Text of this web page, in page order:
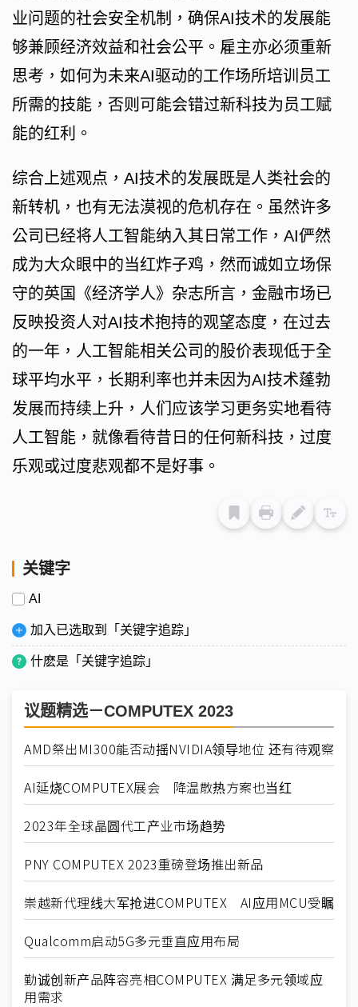
业问题的社会安全机制，确保AI技术的发展能
够兼顾经济效益和社会公平。雇主亦必须重新
思考，如何为未来AI驱动的工作场所培训员工
所需的技能，否则可能会错过新科技为员工赋
能的红利。
综合上述观点，AI技术的发展既是人类社会的
新转机，也有无法漠视的危机存在。虽然许多
公司已经将人工智能纳入其日常工作，AI俨然
成为大众眼中的当红炸子鸡，然而诚如立场保
守的英国《经济学人》杂志所言，金融市场已
反映投资人对AI技术抱持的观望态度，在过去
的一年，人工智能相关公司的股价表现低于全
球平均水平，长期利率也并未因为AI技术蓬勃
发展而持续上升，人们应该学习更务实地看待
人工智能，就像看待昔日的任何新科技，过度
乐观或过度悲观都不是好事。
关键字
AI
加入已选取到「关键字追踪」
什麽是「关键字追踪」
议题精选－COMPUTEX 2023
AMD祭出MI300能否动摇NVIDIA领导地位 还有待观察
AI延烧COMPUTEX展会 降温散热方案也当红
2023年全球晶圆代工产业市场趋势
PNY COMPUTEX 2023重磅登场推出新品
崇越新代理线大军抢进COMPUTEX AI应用MCU受瞩
Qualcomm启动5G多元垂直应用布局
勤诚创新产品阵容亮相COMPUTEX 满足多元领域应
用需求